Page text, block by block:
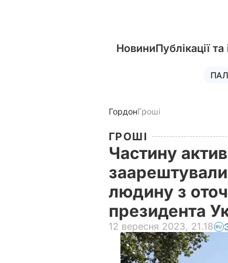
НовиниПублікації
ГордонГроші
ГРОШІ
Частину
людину з
президента
12 вересня 2023, 21.18